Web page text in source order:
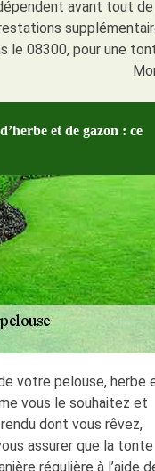
avant tout
le 08300, pour une
et de gazon : ce
votre pelouse, herbe
vous le souhaitez et
dont vous rêvez,
assurer que la tonte
régulière à l’aide